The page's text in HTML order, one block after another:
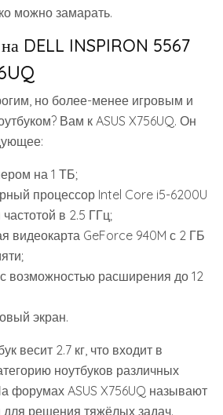
можно замарать.
DELL INSPIRON 5567
но более-менее игровым и
Вам к ASUS X756UQ. Он
на 1 ТБ;
процессор Intel Core i5-6200U
в 2.5 ГГц;
видеокарта GeForce 940M с 2 ГБ
возможностью расширения до 12
экран.
весит 2.7 кг, что входит в
ноутбуков различных
форумах ASUS X756UQ называют
решения тяжёлых задач.